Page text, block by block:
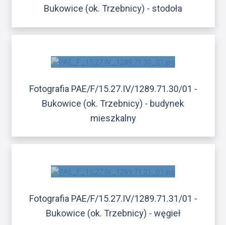
Bukowice (ok. Trzebnicy) - stodoła
Fotografia PAE/F/15.27.IV/1289.71.30/01 -
Bukowice (ok. Trzebnicy) - budynek
mieszkalny
Fotografia PAE/F/15.27.IV/1289.71.31/01 -
Bukowice (ok. Trzebnicy) - węgieł